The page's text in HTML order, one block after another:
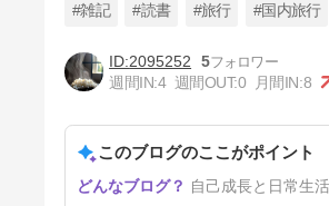
3年前
#雑記 #読書 #旅行 #国内旅行
2095252
5
週間IN:4 週間OUT:0 月間IN:8
このブログのここがポイント
自己成長と日常生